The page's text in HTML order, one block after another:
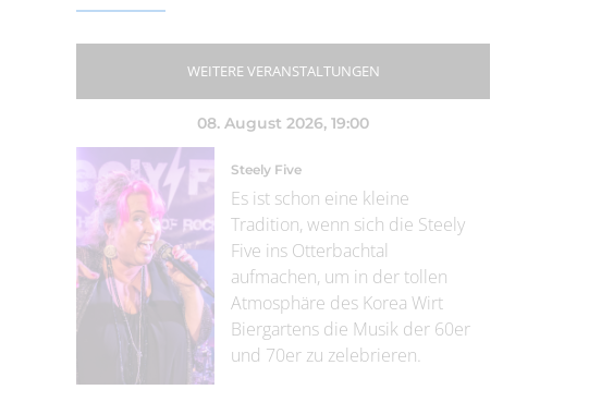
WEITERE VERANSTALTUNGEN
08. August 2026, 19:00
Steely Five
Es ist schon eine kleine
Tradition, wenn sich die Steely
Five ins Otterbachtal
aufmachen, um in der tollen
Atmosphäre des Korea Wirt
Biergartens die Musik der 60er
und 70er zu zelebrieren.